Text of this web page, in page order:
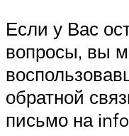
Если у Вас
вопросы, вы
обратной
письмо на